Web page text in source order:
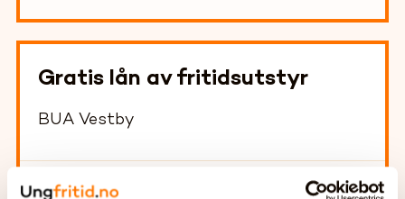
Gratis lån av fritidsutstyr
BUA Vestby
For alle, med fokus på barn og unge.